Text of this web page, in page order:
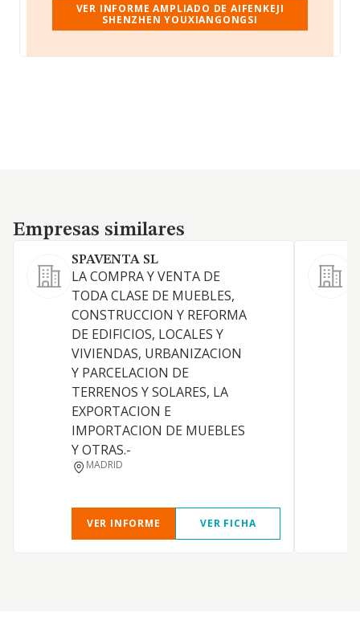
VER INFORME AMPLIADO DE AIFENKEJI
SHENZHEN YOUXIANGONGSI
Empresas similares
Empresas similares
SPAVENTA SL
LA COMPRA Y VENTA DE
TODA CLASE DE MUEBLES,
CONSTRUCCION Y REFORMA
DE EDIFICIOS, LOCALES Y
VIVIENDAS, URBANIZACION
Y PARCELACION DE
TERRENOS Y SOLARES, LA
EXPORTACION E
IMPORTACION DE MUEBLES
Y OTRAS.-
MADRID
VER INFORME VER FICHA